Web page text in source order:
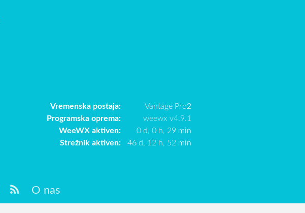
Vremenska postaja:
Vantage Pro2
Programska oprema:
weewx v4.9.1
WeeWX aktiven:
0 d, 0 h, 29 min
Strežnik aktiven:
46 d, 12 h, 52 min
O nas